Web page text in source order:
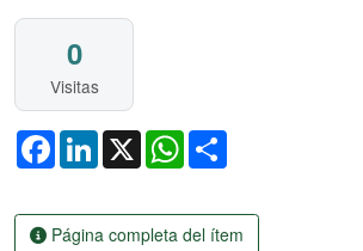
0
Visitas
FacebookLinkedIn
X WhatsApp
Página completa del ítem